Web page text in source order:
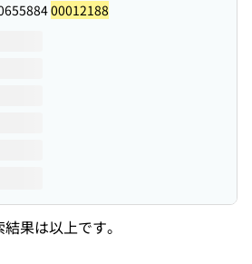
00012188
果は以上です。